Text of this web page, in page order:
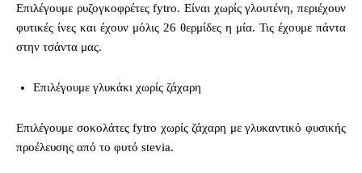
Επιλέγουμε ρυζογκοφρέτες fytro. Είναι χωρίς γλουτένη, περιέχουν
φυτικές ίνες και έχουν μόλις 26 θερμίδες η μία. Τις έχουμε πάντα
στην τσάντα μας.
Επιλέγουμε γλυκάκι χωρίς ζάχαρη
Επιλέγουμε σοκολάτες fytro χωρίς ζάχαρη με γλυκαντικό φυσικής
προέλευσης από το φυτό stevia.